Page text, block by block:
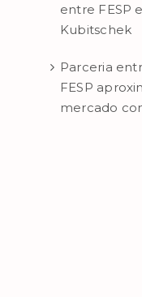
entre FESP
Kubitschek
Parceria
FESP
mercado